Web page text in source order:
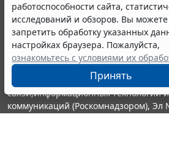
работоспособности сайта,
исследований и обзоров. Вы можете
запретить обработку указанных
настройках браузера. Пожалуйста,
ознакомьтесь с условиями их
Принять
© ООО "НПП "ГАРАНТ-СЕРВИС", 2026.
выпускается с 1990 года. Компания
являются участниками Российской
информации ГАРАНТ.
Портал ГАРАНТ.РУ зарегистрирован в
издания Федеральной службой по
связи,информационных технологий
коммуникаций (Роскомнадзором), Эл